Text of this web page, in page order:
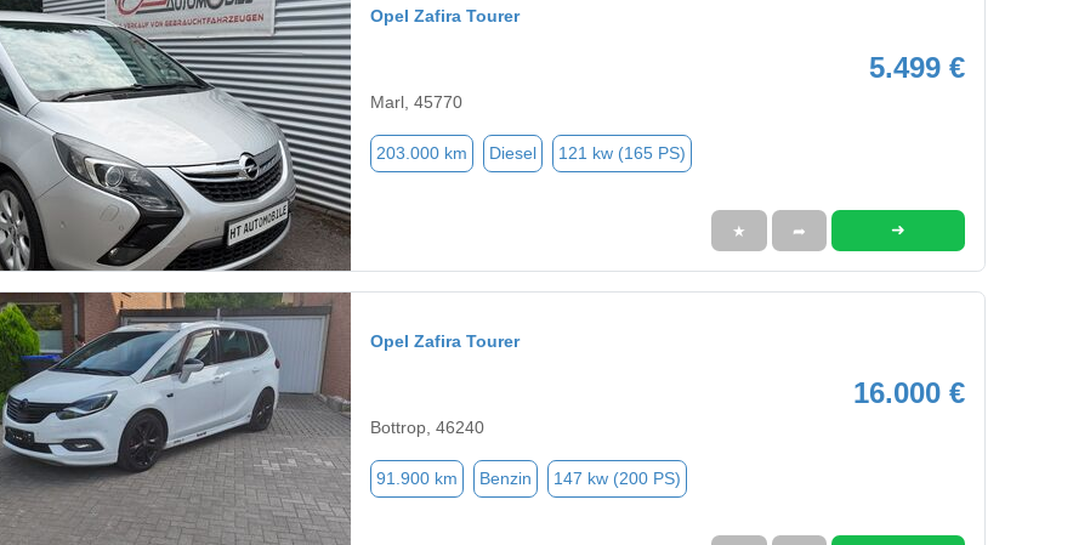
Opel Zafira Tourer
5.499 €
Marl, 45770
203.000 km Diesel 121 kw (165 PS)
★ ➦ ➜
Opel Zafira Tourer
16.000 €
Bottrop, 46240
91.900 km Benzin 147 kw (200 PS)